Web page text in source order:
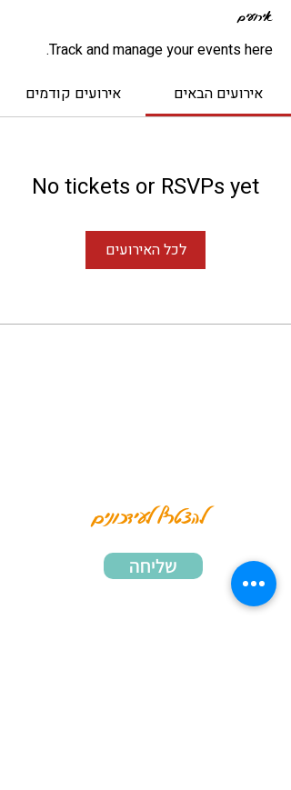
אירועים
Track and manage your events here.
אירועים הבאים
אירועים קודמים
No tickets or RSVPs yet
לכל האירועים
להצטרף לעידכונים
שליחה